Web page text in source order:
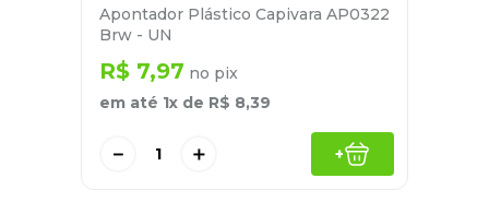
Apontador Plástico Capivara AP0322
Brw - UN
R$ 7,97 no pix
em até 1x de R$ 8,39
＋
－ +